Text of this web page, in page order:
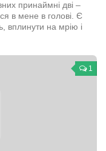
принаймні дві –
в мене в голові. Є
вплинути на мрію і
1